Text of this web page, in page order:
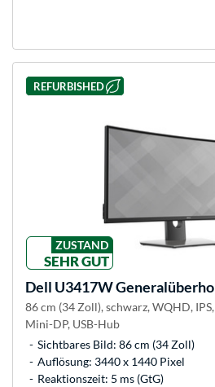
REFURBISHED
ZUSTAND
SEHR GUT
Dell U3417W
86 cm (34 Zoll), schwarz, WQHD,
Mini-DP, USB-Hub
Sichtbares Bild: 86 cm (34 Zoll)
Auflösung: 3440 x 1440 Pixel
Reaktionszeit: 5 ms (GtG)